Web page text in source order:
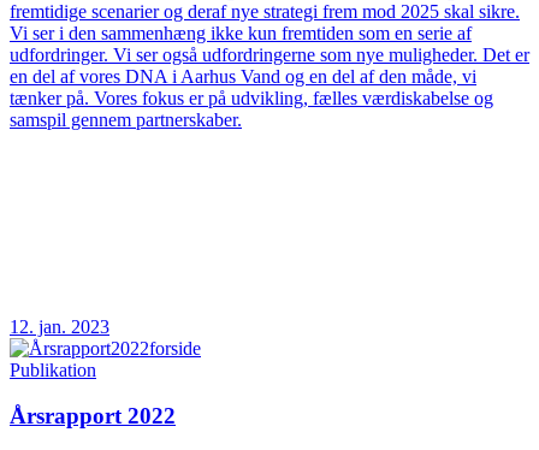
fremtidige scenarier og deraf nye strategi frem mod 2025 skal sikre.
Vi ser i den sammenhæng ikke kun fremtiden som en serie af
udfordringer. Vi ser også udfordringerne som nye muligheder. Det er
en del af vores DNA i Aarhus Vand og en del af den måde, vi
tænker på. Vores fokus er på udvikling, fælles værdiskabelse og
samspil gennem partnerskaber.
12. jan. 2023
Publikation
Årsrapport 2022